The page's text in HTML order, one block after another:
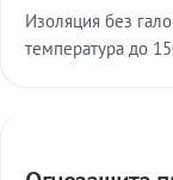
Изоляция без
температура до